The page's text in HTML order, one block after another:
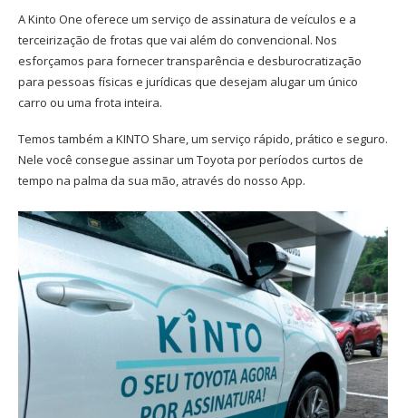
A Kinto One oferece um serviço de assinatura de veículos e a
terceirização de frotas que vai além do convencional. Nos
esforçamos para fornecer transparência e desburocratização
para pessoas físicas e jurídicas que desejam alugar um único
carro ou uma frota inteira.
Temos também a KINTO Share, um serviço rápido, prático e seguro.
Nele você consegue assinar um Toyota por períodos curtos de
tempo na palma da sua mão, através do nosso App.